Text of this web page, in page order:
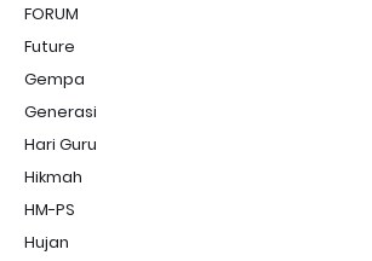
FORUM
Future
Gempa
Generasi
Hari Guru
Hikmah
HM-PS
Hujan